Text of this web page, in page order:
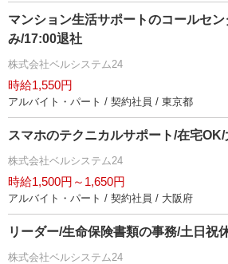
マンション生活サポートのコールセ
み/17:00退社
株式会社ベルシステム24
時給1,550円
アルバイト・パート / 契約社員 / 東京都
スマホのテクニカルサポート/在宅
株式会社ベルシステム24
時給1,500円～1,650円
アルバイト・パート / 契約社員 / 大阪府
リーダー/生命保険書類の事務/土日祝
株式会社ベルシステム24